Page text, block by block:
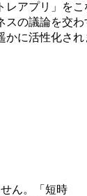
レアプリ」を
スの議論を交
かに活性化され
ん。「短時